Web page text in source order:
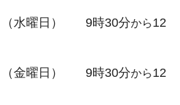
水曜日） 9時30分から12
曜日） 9時30分から12